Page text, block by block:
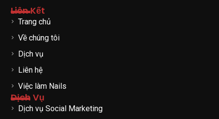
Liên Kết
Trang chủ
Về chúng tôi
Dịch vụ
Liên hệ
Việc làm Nails
Dịch Vụ
Dịch vụ Social Marketing